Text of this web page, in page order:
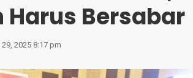
Harus Bersabar
2025 8:17 pm